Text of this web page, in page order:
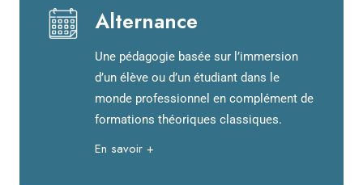
Alternance
Une pédagogie basée sur l’immersion
d’un élève ou d’un étudiant dans le
monde professionnel en complément de
formations théoriques classiques.
En savoir +